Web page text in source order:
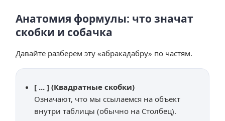
Анатомия формулы: что значат
скобки и собачка
Давайте разберем эту «абракадабру» по частям.
[ ... ] (Квадратные скобки)
Означают, что мы ссылаемся на объект
внутри таблицы (обычно на Столбец).